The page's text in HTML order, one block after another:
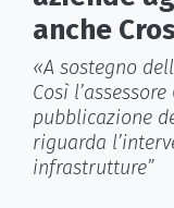
anche
«A sostegno
Così
pubblicazione
riguarda
infrastrutture”